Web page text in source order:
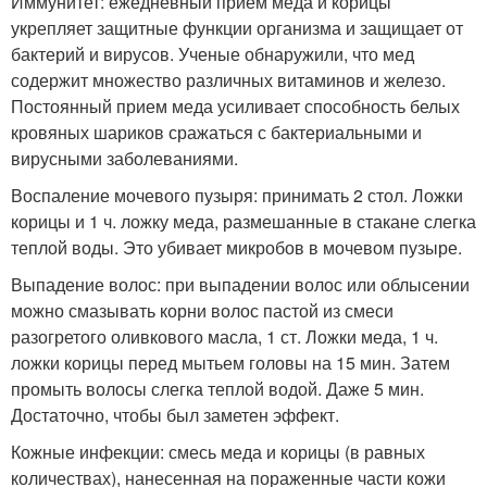
укрепляет защитные функции организма и защищает от
бактерий и вирусов. Ученые обнаружили, что мед
содержит множество различных витаминов и железо.
Постоянный прием меда усиливает способность белых
кровяных шариков сражаться с бактериальными и
вирусными заболеваниями.
Воспаление мочевого пузыря: принимать 2 стол. Ложки
корицы и 1 ч. ложку меда, размешанные в стакане слегка
теплой воды. Это убивает микробов в мочевом пузыре.
Выпадение волос: при выпадении волос или облысении
можно смазывать корни волос пастой из смеси
разогретого оливкового масла, 1 ст. Ложки меда, 1 ч.
ложки корицы перед мытьем головы на 15 мин. Затем
промыть волосы слегка теплой водой. Даже 5 мин.
Достаточно, чтобы был заметен эффект.
Кожные инфекции: смесь меда и корицы (в равных
количествах), нанесенная на пораженные части кожи